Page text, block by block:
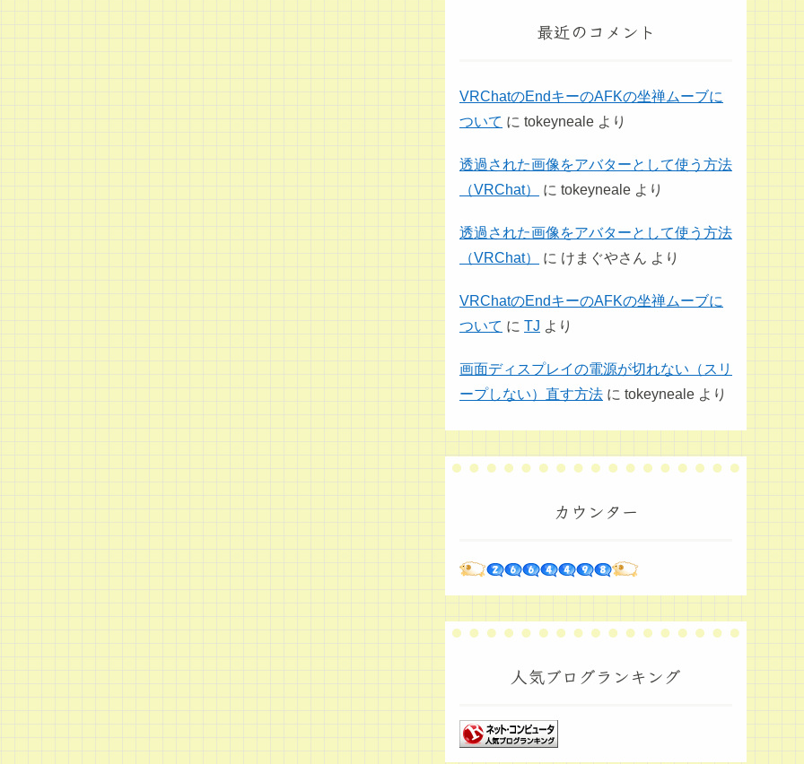
最近のコメント
VRChatのEndキーのAFKの坐禅ムーブに
ついて に tokeyneale より
透過された画像をアバターとして使う方法
（VRChat）
に tokeyneale より
透過された画像をアバターとして使う方法
（VRChat）
に けまぐやさん より
VRChatのEndキーのAFKの坐禅ムーブに
ついて に TJ より
画面ディスプレイの電源が切れない（スリ
ープしない）直す方法 に tokeyneale より
カウンター
人気ブログランキング